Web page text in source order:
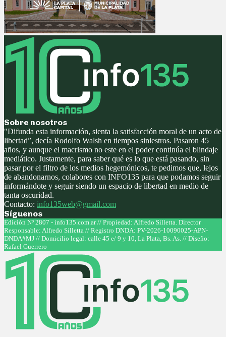
Sobre nosotros
"Difunda esta información, sienta la satisfacción moral de un acto de
libertad”, decía Rodolfo Walsh en tiempos siniestros. Pasaron 45
años, y aunque el macrismo no este en el poder continúa el blindaje
mediático. Justamente, para saber qué es lo que está pasando, sin
pasar por el filtro de los medios hegemónicos, te pedimos que, lejos
de abandonarnos, colabores con INFO135 para que podamos seguir
informándote y seguir siendo un espacio de libertad en medio de
tanta oscuridad.
Contacto: info135web@gmail.com
Síguenos
Facebook
Twitter
Instagram
Youtube
Edición Nº 2807 - info135.com.ar // Propiedad: Alfredo Silletta. Director
Responsable: Alfredo Silletta // Registro DNDA: PV-2026-10090025-APN-
DNDA#MJ // Domicilio legal: calle 45 e/ 9 y 10, La Plata, Bs. As. // Diseño:
Rafael Guerrero